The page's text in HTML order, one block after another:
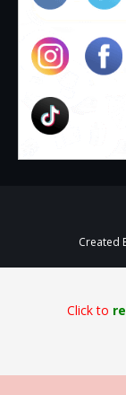
Created
Click to